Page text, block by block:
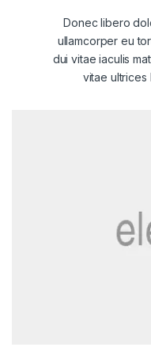
Donec libero
ullamcorper eu
dui vitae iaculis
vitae ultrices